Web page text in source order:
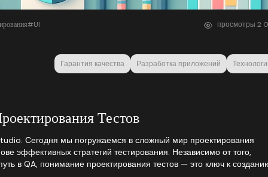
#UI просмотры 2
Гарантия качества Разработка приложений
Тестов
Сегодня мы погружаемся в сложный мир проектирования
эффективных стратегий тестирования. Независимо от того,
в QA, понимание проектирования тестов — это ключ к